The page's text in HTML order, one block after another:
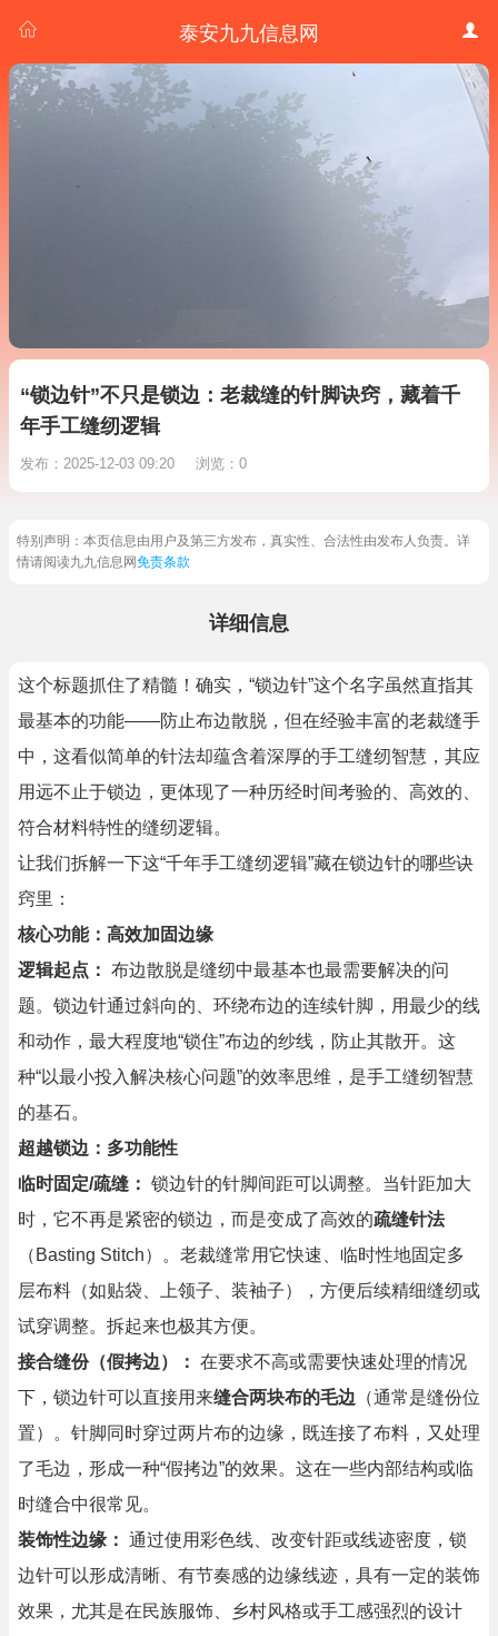
泰安九九信息网
“锁边针”不只是锁边：老裁缝的针脚诀窍，藏着千
年手工缝纫逻辑
发布：2025-12-03 09:20 浏览：0
特别声明：本页信息由用户及第三方发布，真实性、合法性由发布人负责。详
情请阅读九九信息网免责条款
详细信息
这个标题抓住了精髓！确实，“锁边针”这个名字虽然直指其
最基本的功能——防止布边散脱，但在经验丰富的老裁缝手
中，这看似简单的针法却蕴含着深厚的手工缝纫智慧，其应
用远不止于锁边，更体现了一种历经时间考验的、高效的、
符合材料特性的缝纫逻辑。
让我们拆解一下这“千年手工缝纫逻辑”藏在锁边针的哪些诀
窍里：
核心功能：高效加固边缘
逻辑起点： 布边散脱是缝纫中最基本也最需要解决的问
题。锁边针通过斜向的、环绕布边的连续针脚，用最少的线
和动作，最大程度地“锁住”布边的纱线，防止其散开。这
种“以最小投入解决核心问题”的效率思维，是手工缝纫智慧
的基石。
超越锁边：多功能性
临时固定/疏缝： 锁边针的针脚间距可以调整。当针距加大
时，它不再是紧密的锁边，而是变成了高效的疏缝针法
（Basting Stitch）。老裁缝常用它快速、临时性地固定多
层布料（如贴袋、上领子、装袖子），方便后续精细缝纫或
试穿调整。拆起来也极其方便。
接合缝份（假拷边）： 在要求不高或需要快速处理的情况
下，锁边针可以直接用来缝合两块布的毛边 （通常是缝份位
置）。针脚同时穿过两片布的边缘，既连接了布料，又处理
了毛边，形成一种“假拷边”的效果。这在一些内部结构或临
时缝合中很常见。
装饰性边缘： 通过使用彩色线、改变针距或线迹密度，锁
边针可以形成清晰、有节奏感的边缘线迹，具有一定的装饰
效果，尤其是在民族服饰、乡村风格或手工感强烈的设计